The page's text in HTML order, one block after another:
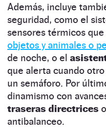
Además, incluye
seguridad, como el
sensores térmicos
objetos y animales o
de noche, o el
que alerta cuando
un semáforo. Por
dinamismo con
traseras directrices
antibalanceo.